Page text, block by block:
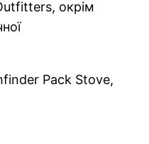
окрім
Pack Stove,